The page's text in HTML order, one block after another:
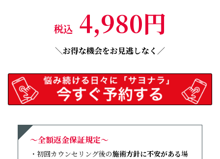
税込 4,980円
＼お得な機会をお見逃しなく／
～全額返金保証規定～
・初回カウンセリング後の施術方針に不安がある場